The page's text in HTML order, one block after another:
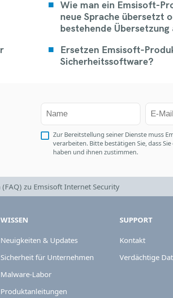
Wie man ein Emsisoft-
neue Sprache übersetzt
bestehende
Ersetzen Emsisoft-
Sicherheitssoftware?
Zur Bereitstellung seiner Dienste muss
verarbeiten. Bitte bestätigen Sie, dass
haben und ihnen zustimmen.
zu Emsisoft Internet Security
WISSEN
Neuigkeiten & Updates
Sicherheit für Unternehmen
Malware-Labor
Produktanleitungen
SUPPORT
Kontakt
Verdächtige